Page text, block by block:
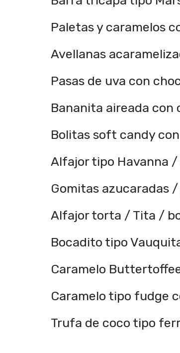
Paletas y caramelos
Avellanas
Pasas de uva con
Bananita aireada con
Bolitas soft candy
Alfajor tipo Havanna
Gomitas azucaradas
Alfajor torta / Tita /
Bocadito tipo
Caramelo
Caramelo tipo fudge
Trufa de coco tipo